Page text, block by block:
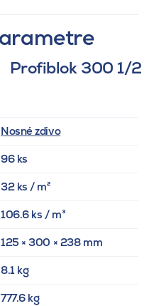
Profiblok 300 1/2
Nosné zdivo
96 ks
32 ks / m²
106.6 ks / m³
125 × 300 × 238 mm
8.1 kg
777.6 kg